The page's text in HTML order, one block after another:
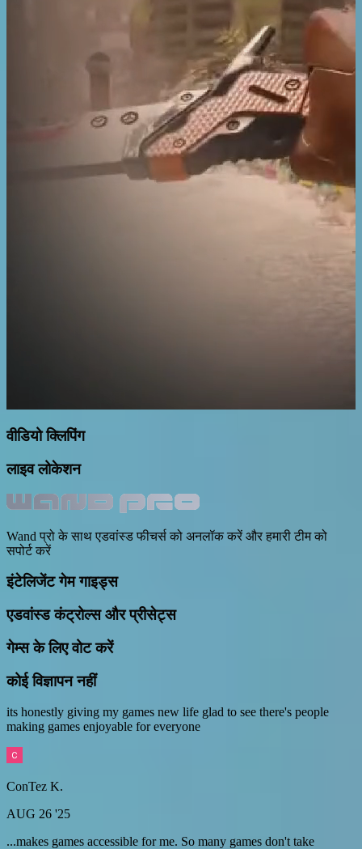
वीडियो क्लिपिंग
लाइव लोकेशन
Wand प्रो के साथ एडवांस्ड फीचर्स को अनलॉक करें और हमारी टीम को
सपोर्ट करें
इंटेलिजेंट गेम गाइड्स
एडवांस्ड कंट्रोल्स और प्रीसेट्स
गेम्स के लिए वोट करें
कोई विज्ञापन नहीं
its honestly giving my games new life glad to see there's people
making games enjoyable for everyone
ConTez K.
AUG 26 '25
...makes games accessible for me. So many games don't take